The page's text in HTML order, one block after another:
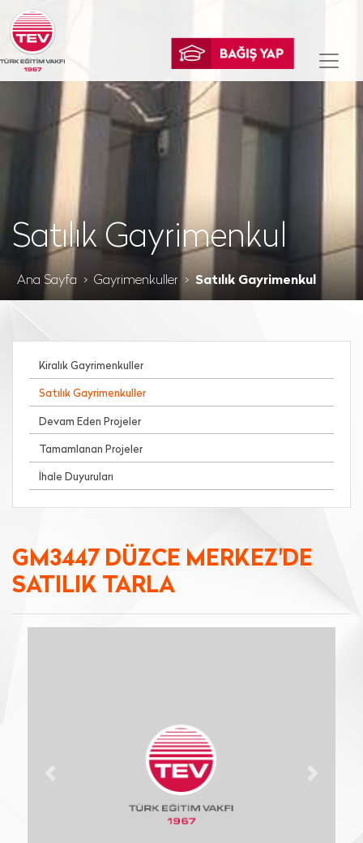
Satılık Gayrimenkul
Ana Sayfa Gayrimenkuller Satılık Gayrimenkul
GM3447 DÜZCE MERKEZ'DE
SATILIK TARLA
Kiralık Gayrimenkuller
Satılık Gayrimenkuller
Devam Eden Projeler
Tamamlanan Projeler
İhale Duyuruları